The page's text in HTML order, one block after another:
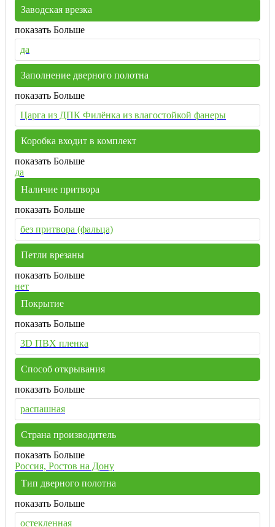
Заводская врезка
показать Больше
да
Заполнение дверного полотна
показать Больше
Царга из ДПК Филёнка из влагостойкой фанеры
Коробка входит в комплект
показать Больше
да
Наличие притвора
показать Больше
без притвора (фальца)
Петли врезаны
показать Больше
нет
Покрытие
показать Больше
3D ПВХ пленка
Способ открывания
показать Больше
распашная
Страна производитель
показать Больше
Россия, Ростов на Дону
Тип дверного полотна
показать Больше
остекленная